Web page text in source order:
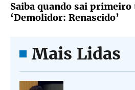
Saiba quando sai
‘Demolidor: Renascido’
Mais Lidas